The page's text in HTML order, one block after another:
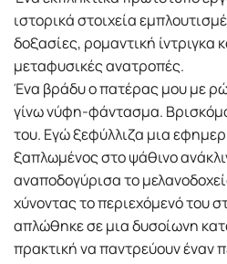
ιστορικά στοιχεία
δοξασίες, ροµαντική ίντριγκα
µεταφυσικές ανατροπές.
Ένα βράδυ ο πατέρας µου µε
γίνω νύφη-φάντασµα.
του. Εγώ ξεφύλλιζα µια
ξαπλωµένος στο ψάθινο
αναποδογύρισα το
χύνοντας το περιεχόµενό του
απλώθηκε σε µια δυσοίωνη
πρακτική να παντρεύουν έναν